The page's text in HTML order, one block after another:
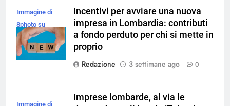
Immagine di
8photo su
Magnific
Incentivi per avviare una nuova
impresa in Lombardia: contributi
a fondo perduto per chi si mette in
proprio
Redazione
3 settimane ago 0
Immagine di
Imprese lombarde, al via le